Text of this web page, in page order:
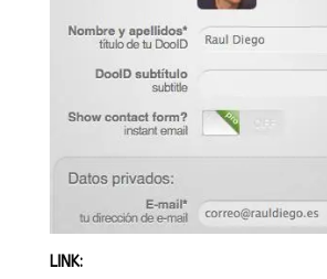
LINK: